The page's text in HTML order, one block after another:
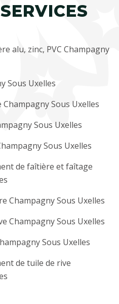
alu, zinc, PVC Champagny
Sous Uxelles
Sous Uxelles
Sous Uxelles
Sous Uxelles
de faîtière et faîtage
Champagny Sous Uxelles
Champagny Sous Uxelles
Sous Uxelles
de tuile de rive